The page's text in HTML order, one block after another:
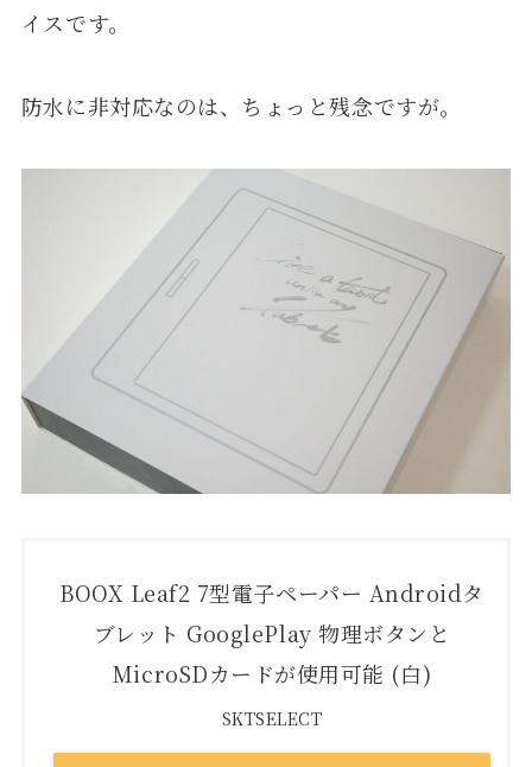
イスです。
防水に非対応なのは、ちょっと残念ですが。
BOOX Leaf2 7型電子ペーパー Androidタ
ブレット GooglePlay 物理ボタンと
MicroSDカードが使用可能 (白)
SKTSELECT